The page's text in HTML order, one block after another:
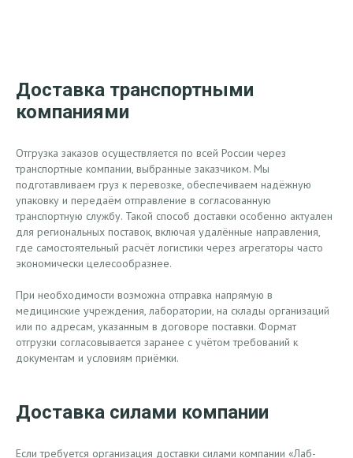
Доставка транспортными
компаниями
Отгрузка заказов осуществляется по всей России через
транспортные компании, выбранные заказчиком. Мы
подготавливаем груз к перевозке, обеспечиваем надёжную
упаковку и передаём отправление в согласованную
транспортную службу. Такой способ доставки особенно актуален
для региональных поставок, включая удалённые направления,
где самостоятельный расчёт логистики через агрегаторы часто
экономически целесообразнее.
При необходимости возможна отправка напрямую в
медицинские учреждения, лаборатории, на склады организаций
или по адресам, указанным в договоре поставки. Формат
отгрузки согласовывается заранее с учётом требований к
документам и условиям приёмки.
Доставка силами компании
Если требуется организация доставки силами компании «Лаб-